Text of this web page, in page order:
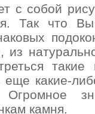
с собой
Так что
из
такие
какие-
камня.